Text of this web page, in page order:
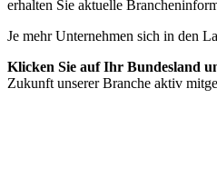
erhalten Sie aktuelle
Je mehr Unternehmen sich in den
Klicken Sie auf Ihr Bundesland
Zukunft unserer Branche aktiv